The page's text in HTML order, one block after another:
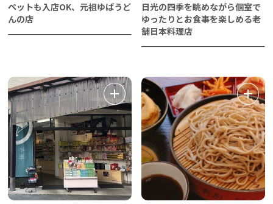
ペットも入店OK、元祖ゆばうど
んの店
日光の四季を眺めながら個室で
ゆったりとお食事を楽しめる老
舗日本料理店